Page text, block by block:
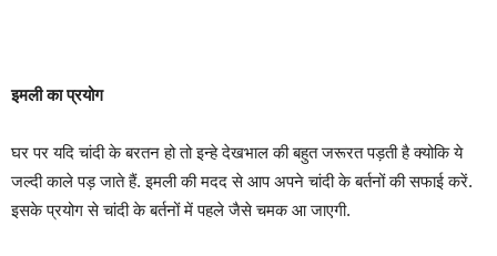
इमली का प्रयोग
घर पर यदि चांदी के बरतन हो तो इन्हे देखभाल की बहुत जरूरत पड़ती है क्योकि ये
जल्दी काले पड़ जाते हैं. इमली की मदद से आप अपने चांदी के बर्तनों की सफाई करें.
इसके प्रयोग से चांदी के बर्तनों में पहले जैसे चमक आ जाएगी.